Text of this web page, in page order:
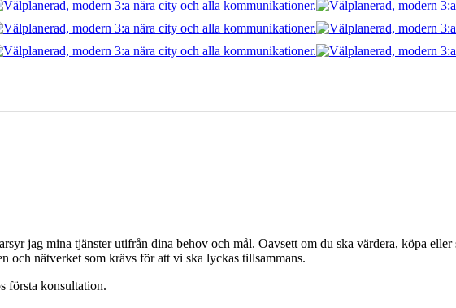
jag mina tjänster utifrån dina behov och mål. Oavsett om du ska värdera, köpa
och nätverket som krävs för att vi ska lyckas tillsammans.
första konsultation.